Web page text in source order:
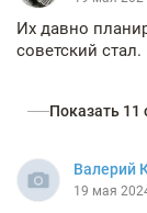
Их давно
советский стал.
Показать 11
Валерий
19 мая